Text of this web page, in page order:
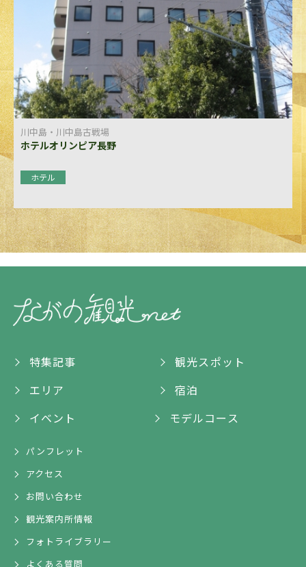
川中島・川中島古戦場
ホテルオリンピア長野
ホテル
特集記事
観光スポット
エリア
宿泊
イベント
モデルコース
パンフレット
アクセス
お問い合わせ
観光案内所情報
フォトライブラリー
よくある質問